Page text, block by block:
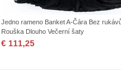
Jedno rameno Banket A-Čára Bez
Rouška Dlouho Večerní šaty
€ 111,25